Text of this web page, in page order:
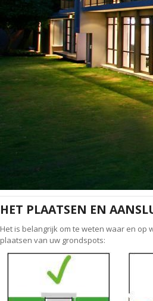
HET PLAATSEN EN
Het is belangrijk om te weten waar en
plaatsen van uw grondspots: